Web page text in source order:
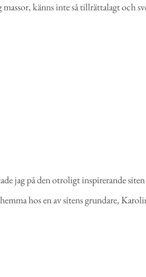
känns inte så tillrättalagt och
jag på den otroligt inspirerande siten
hos en av sitens grundare,